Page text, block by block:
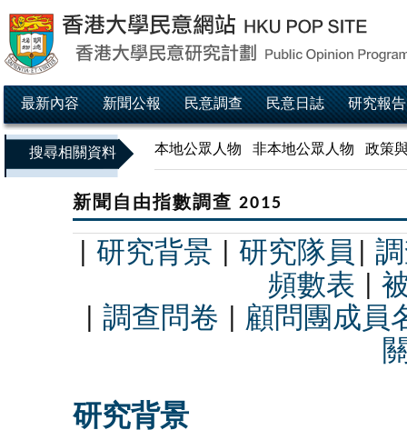
最新內容 新聞公報 民意調查 民意日誌 研究報告
搜尋相關資料 本地公眾人物 非本地公眾人物 政策
新聞自由指數調查 2015
研究背景 研究隊員
頻數表
調查問卷
顧問團成員
研究背景